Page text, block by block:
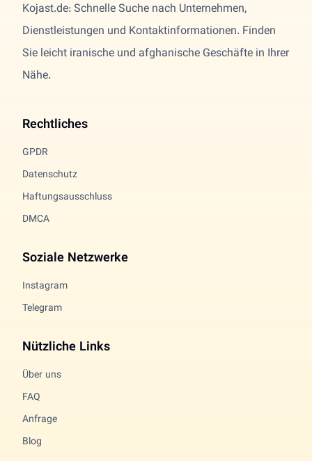
Kojast.de: Schnelle Suche nach Unternehmen,
Dienstleistungen und Kontaktinformationen. Finden
Sie leicht iranische und afghanische Geschäfte in Ihrer
Nähe.
Rechtliches
GPDR
Datenschutz
Haftungsausschluss
DMCA
Soziale Netzwerke
Instagram
Telegram
Nützliche Links
Über uns
FAQ
Anfrage
Blog